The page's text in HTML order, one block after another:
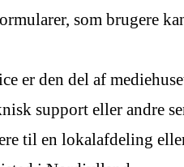
som brugere
den del af
support eller andre
til en lokalafdeling